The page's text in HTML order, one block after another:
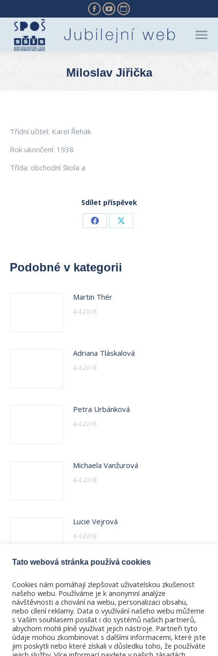
Facebook
opens
window
YouTube
opens
window
Website
opens
window
Miloslav Jiřička
Třídní učitel: Karel Řehák
Rok ukončení: 1938
Třída: obchodní škola a
Sdílet příspěvek
Share Share
Podobné v kategorii
Martin Thér
4.4.2018
Adriana Tláskalová
4.4.2018
Petra Urbánková
4.4.2018
Michaela Vanžurová
4.4.2018
Lucie Vejrová
4.4.2018
4.4.2018
Tato webová stránka používá cookies
Cookies nám pomáhají zlepšovat uživatelskou zkušenost
našeho webu. Používáme je k anonymní analýze
návštěvnosti a chování na webu, personalizaci obsahu,
nebo cílení reklamy. Data o využívání našeho webu můžeme
s Vaším souhlasem posílat i do systémů našich partnerů,
abychom mohli plně využívat jejich nástroje. Partneři tyto
údaje mohou zkombinovat s dalšími informacemi, které jste
jim poskytli nebo které získali v důsledku toho, že používáte